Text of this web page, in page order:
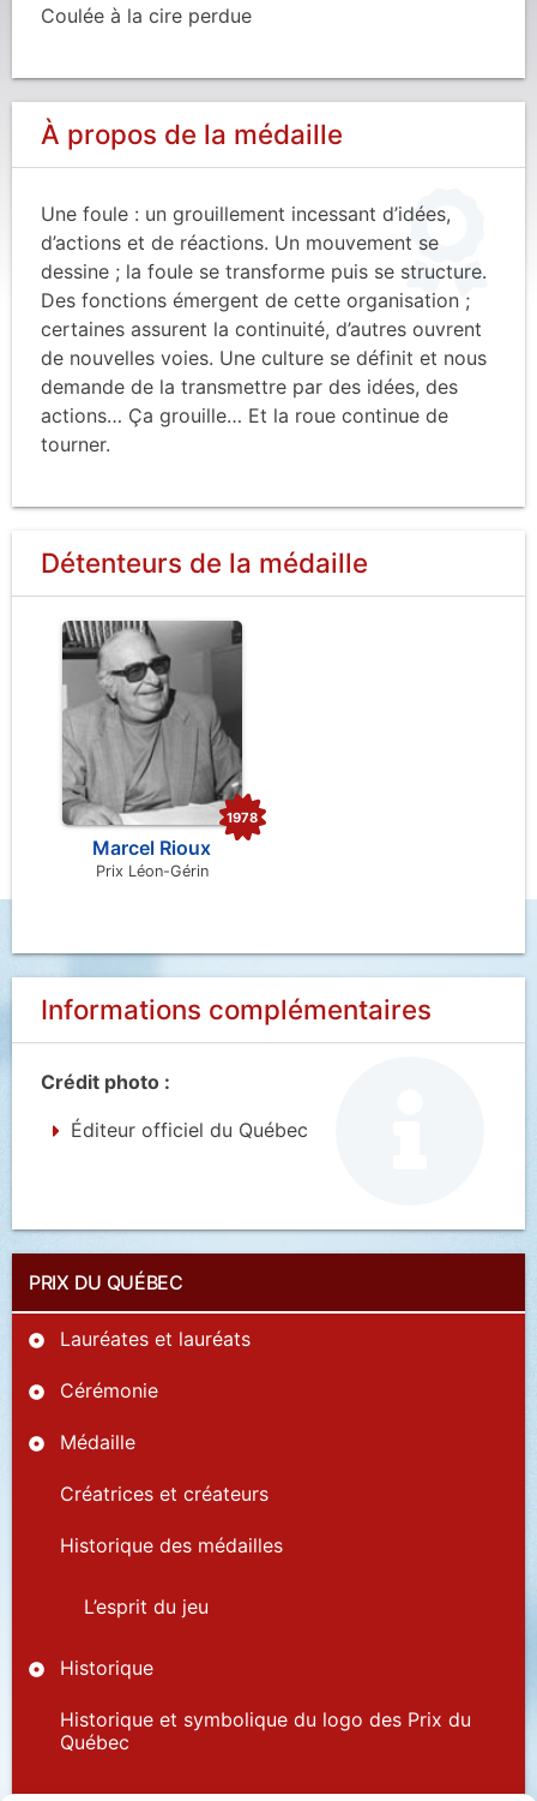
PRIX DU QUÉBEC
Lauréates et lauréats
Cérémonie
Médaille
Créatrices et créateurs
Historique des médailles
L’esprit du jeu
Historique
Historique et symbolique du logo des Prix du
Québec
Coulée à la cire perdue
À propos de la médaille
Une foule : un grouillement incessant d’idées,
d’actions et de réactions. Un mouvement se
dessine ; la foule se transforme puis se structure.
Des fonctions émergent de cette organisation ;
certaines assurent la continuité, d’autres ouvrent
de nouvelles voies. Une culture se définit et nous
demande de la transmettre par des idées, des
actions… Ça grouille… Et la roue continue de
tourner.
Détenteurs de la médaille
Marcel Rioux
Prix Léon-Gérin
1978
Informations complémentaires
Crédit photo :
Éditeur officiel du Québec